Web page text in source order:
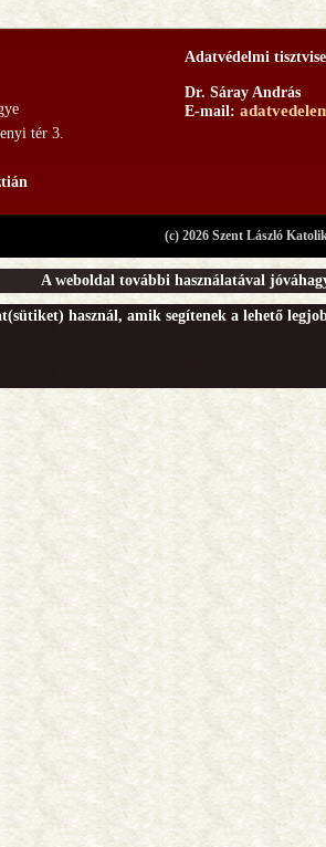
tér 3.
Adatvédelmi
Dr. Sáray András
E-mail:
(c) 2026 Szent László
A weboldal további használatával
használ, amik segítenek a lehető